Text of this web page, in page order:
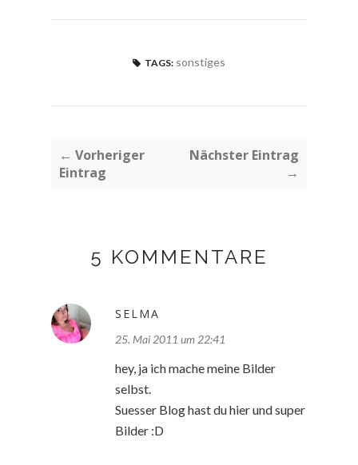
TAGS: sonstiges
← Vorheriger
Eintrag
Nächster Eintrag
→
5 KOMMENTARE
SELMA
25. Mai 2011 um 22:41
hey, ja ich mache meine Bilder
selbst.
Suesser Blog hast du hier und super
Bilder :D